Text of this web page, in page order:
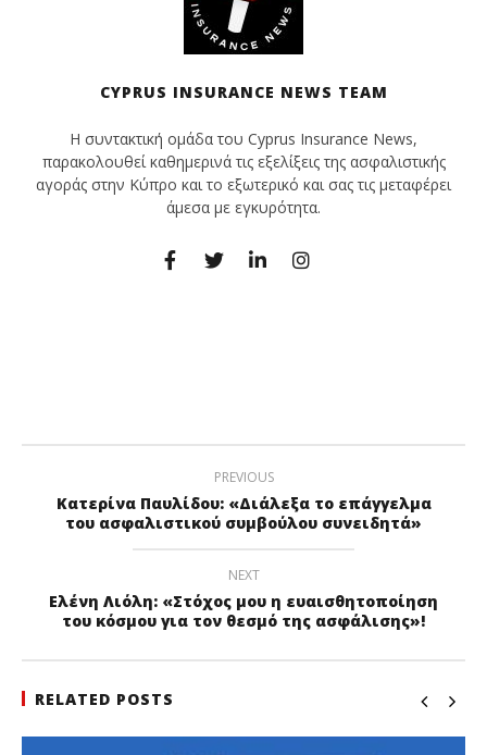
CYPRUS INSURANCE NEWS TEAM
Η συντακτική ομάδα του Cyprus Insurance News,
παρακολουθεί καθημερινά τις εξελίξεις της ασφαλιστικής
αγοράς στην Κύπρο και το εξωτερικό και σας τις μεταφέρει
άμεσα με εγκυρότητα.
PREVIOUS
Κατερίνα Παυλίδου: «Διάλεξα το επάγγελμα
του ασφαλιστικού συμβούλου συνειδητά»
NEXT
Ελένη Λιόλη: «Στόχος μου η ευαισθητοποίηση
του κόσμου για τον θεσμό της ασφάλισης»!
RELATED POSTS